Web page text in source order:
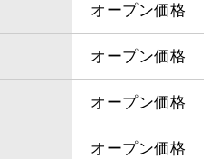
オープン価格
オープン価格
オープン価格
オープン価格